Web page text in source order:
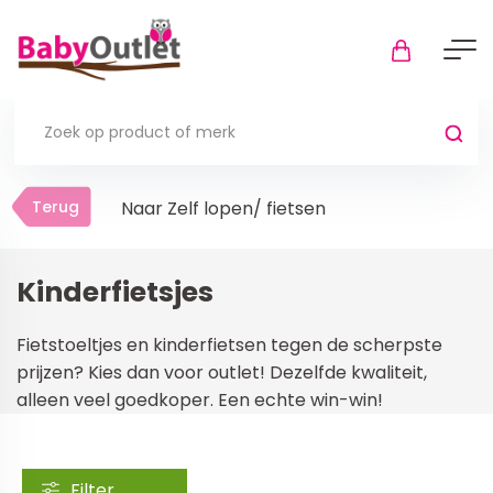
Terug
Boxkleden
Boxmatrassen en hoeslakens
Meer
Terug Naar Zelf lopen/ fietsen
Kinderfietsjes
Fietstoeltjes en kinderfietsen tegen de scherpste
prijzen? Kies dan voor outlet! Dezelfde kwaliteit,
alleen veel goedkoper. Een echte win-win!